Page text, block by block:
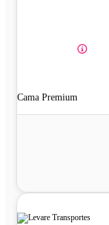
Cama Premium